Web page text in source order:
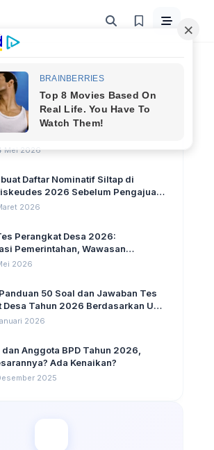
Perangkat Desa Terbaru 2026
Jawaban: Latihan CAT Berbasis
Mei 2026
Daftar Nominatif Siltap di
2026 Sebelum Pengajuan
Dana Desa
2026
Perangkat Desa 2026:
Pemerintahan, Wawasan
dan Komputer Beserta Jawaban
2026
50 Soal dan Jawaban Tes
Desa Tahun 2026 Berdasarkan UU
20242026
dan Anggota BPD Tahun 2026,
Ada Kenaikan?
2025